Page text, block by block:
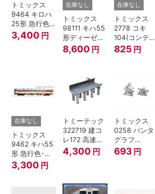
トミックス
9464 キロハ
25形 急行色･
一段窓 Nゲー
ジ
3,400 円
在庫なし
トミックス
98111 キハ55
形ディーゼル
カー 急行色･
一段窓 2両セ
8,600 円
在庫なし
トミックス
2778 コキ
104(コンテナ
無し) Nゲージ
825 円
在庫なし
トミックス
9462 キハ55
形 急行色･一
段窓 Ｔ Nゲー
ジ
3,300 円
トミーテック
322719 建コ
レ172 高速道
路 Ｎゲージ
4,300 円
トミックス
0258 パンタ
グラフ
PT4811N 2個
693 円